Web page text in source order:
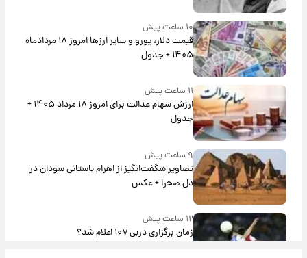
۱۰ ساعت پیش
قیمت دلار، یورو و سایر ارزها امروز ۱۸ مردادماه
۱۴۰۵ + جدول
۱۱ ساعت پیش
ارزش سهام عدالت برای امروز ۱۸ مرداد ۱۴۰۵ +
جدول
۹ ساعت پیش
تصاویر شگفت‌انگیز از اهرام باستانی سودان در
دل صحرا + عکس
۱۲ ساعت پیش
زمان برگزاری دربی ۱۰۷ اعلام شد؟